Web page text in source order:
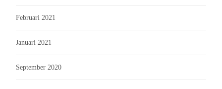
Februari 2021
Januari 2021
September 2020